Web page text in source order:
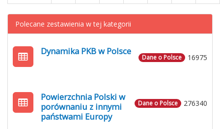
Polecane zestawienia w tej kategorii
16975
Dane o Polsce
Dynamika PKB w Polsce
276340
Dane o Polsce
Powierzchnia Polski w
porównaniu z innymi
państwami Europy